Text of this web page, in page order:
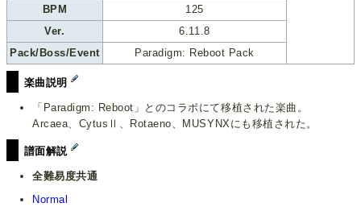
BPM
125
Ver.
6.11.8
Pack/Boss/Event
Paradigm: Reboot Pack
楽曲説明
「Paradigm: Reboot」とのコラボにて移植された楽曲。
Arcaea、CytusⅡ、Rotaeno、MUSYNXにも移植された。
譜面解説
全難易度共通
Normal